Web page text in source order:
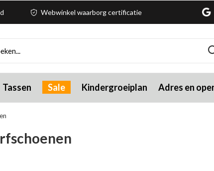
Tassen Sale Kindergroeiplan Adres en
Webwinkel waarborg certificatie